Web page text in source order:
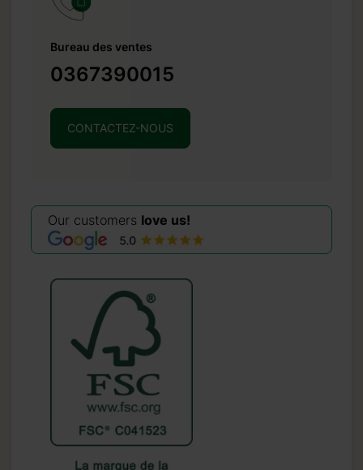
Bureau des ventes
0367390015
CONTACTEZ-NOUS
Our customers love us!